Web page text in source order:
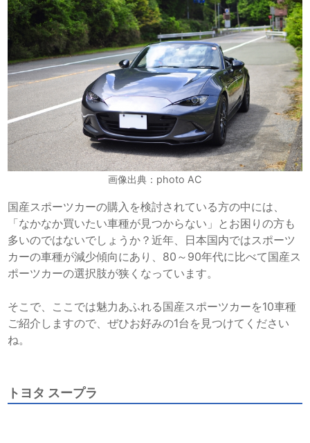
画像出典：photo AC
国産スポーツカーの購入を検討されている方の中には、
「なかなか買いたい車種が見つからない」とお困りの方も
多いのではないでしょうか？近年、日本国内ではスポーツ
カーの車種が減少傾向にあり、80～90年代に比べて国産ス
ポーツカーの選択肢が狭くなっています。
そこで、ここでは魅力あふれる国産スポーツカーを10車種
ご紹介しますので、ぜひお好みの1台を見つけてください
ね。
トヨタ スープラ